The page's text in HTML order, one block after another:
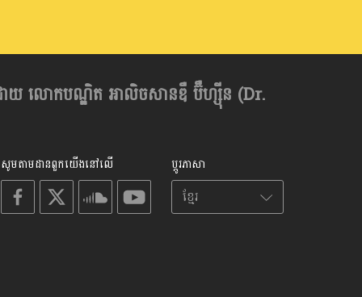
ោយ លោកបណ្ឌិត អាលិចសានឌឺ ប៊ឺហ្សុីន (Dr.
ប្តូរភាសា
សូមតាមដានពួកយើងនៅលើ
on
facebook
on on
soundcloud
on
youtube